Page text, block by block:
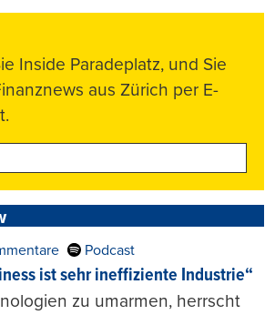
Inside Paradeplatz, und Sie
aus Zürich per E-
Podcast
ist sehr ineffiziente Industrie“
zu umarmen, herrscht